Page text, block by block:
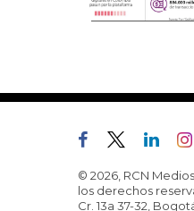
© 2026, RCN
los derechos
Cr. 13a 37-32,